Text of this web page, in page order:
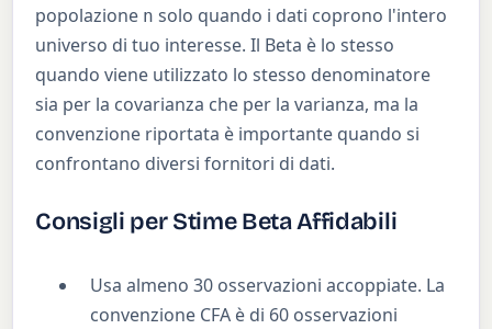
popolazione n solo quando i dati coprono l'intero
universo di tuo interesse. Il Beta è lo stesso
quando viene utilizzato lo stesso denominatore
sia per la covarianza che per la varianza, ma la
convenzione riportata è importante quando si
confrontano diversi fornitori di dati.
Consigli per Stime Beta Affidabili
Usa almeno 30 osservazioni accoppiate. La
convenzione CFA è di 60 osservazioni